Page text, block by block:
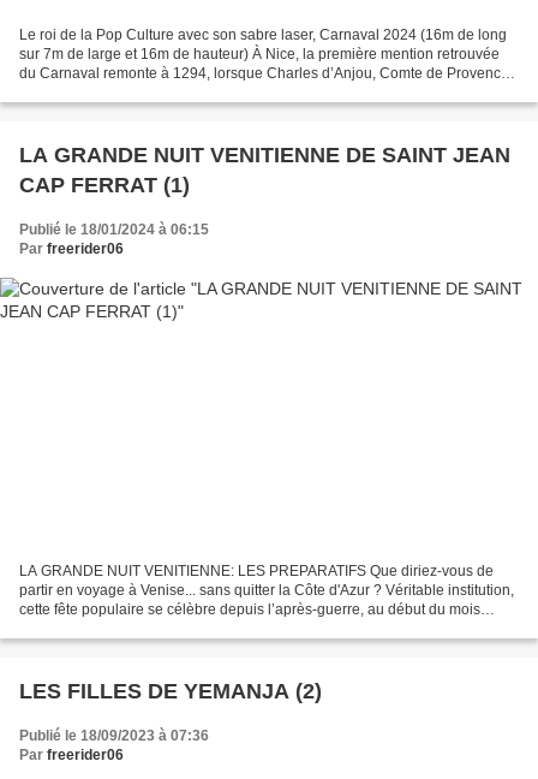
Le roi de la Pop Culture avec son sabre laser, Carnaval 2024 (16m de long
sur 7m de large et 16m de hauteur) À Nice, la première mention retrouvée
du Carnaval remonte à 1294, lorsque Charles d’Anjou, Comte de Provence,
LA GRANDE NUIT VENITIENNE DE SAINT JEAN
CAP FERRAT (1)
Publié le 18/01/2024 à 06:15
Par freerider06
LA GRANDE NUIT VENITIENNE: LES PREPARATIFS Que diriez-vous de
partir en voyage à Venise... sans quitter la Côte d'Azur ? Véritable institution,
cette fête populaire se célèbre depuis l’après-guerre, au début du mois
LES FILLES DE YEMANJA (2)
Publié le 18/09/2023 à 07:36
Par freerider06